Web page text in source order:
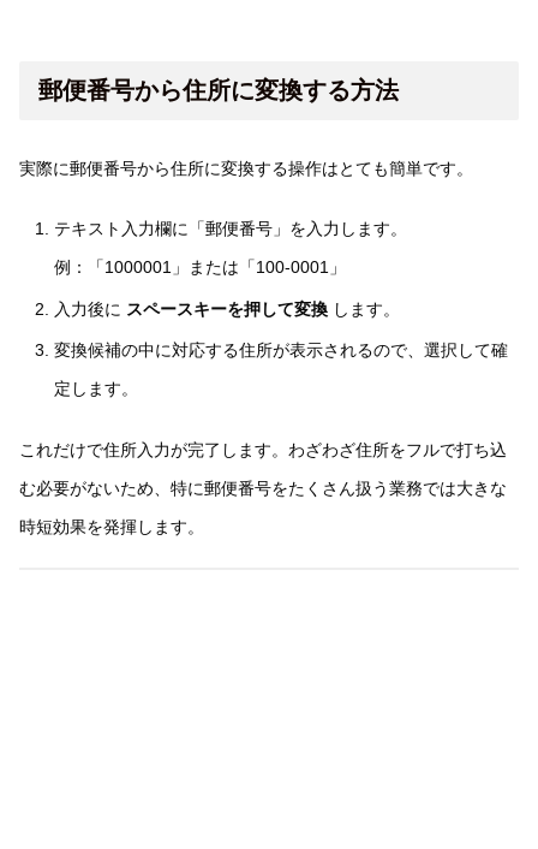
郵便番号から住所に変換する方法
実際に郵便番号から住所に変換する操作はとても簡単です。
テキスト入力欄に「郵便番号」を入力します。
例：「1000001」または「100-0001」
入力後に スペースキーを押して変換します。
変換候補の中に対応する住所が表示されるので、選択して確
定します。
これだけで住所入力が完了します。わざわざ住所をフルで打ち込
む必要がないため、特に郵便番号をたくさん扱う業務では大きな
時短効果を発揮します。